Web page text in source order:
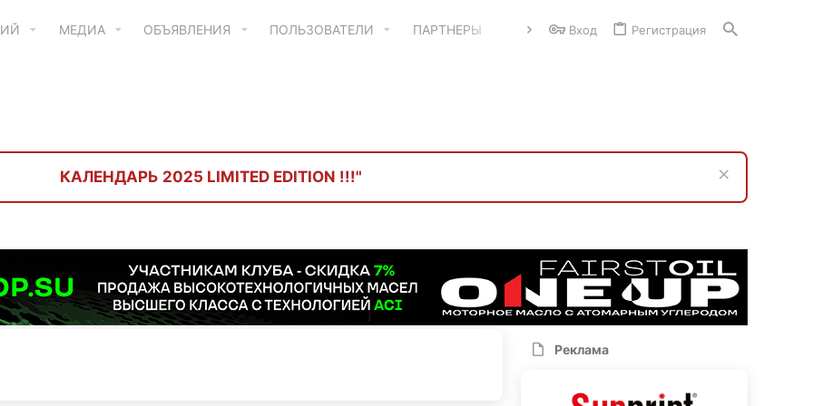
МЕДИА ОБЪЯВЛЕНИЯ ПОЛЬЗОВАТЕЛИ ПАРТНЕРЫ Вход Регистрация
КАЛЕНДАРЬ 2025 LIMITED EDITION !!!"
Реклама